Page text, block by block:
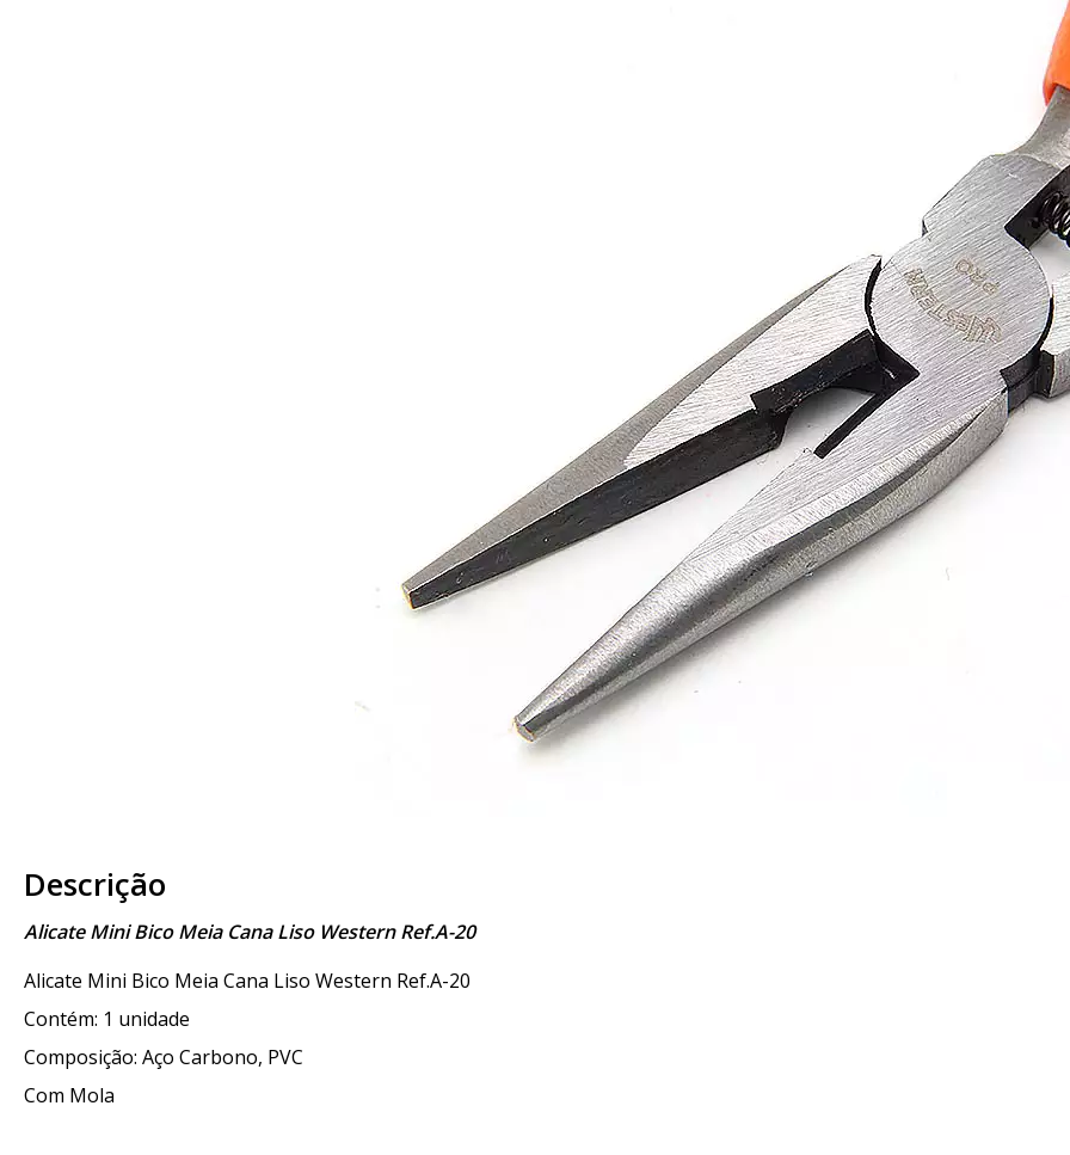
Descrição
Alicate Mini Bico Meia Cana Liso Western Ref.A-20
Alicate Mini Bico Meia Cana Liso Western Ref.A-20
Contém: 1 unidade
Composição: Aço Carbono, PVC
Com Mola